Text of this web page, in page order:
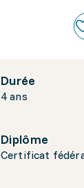
Durée
4 ans
Diplôme
Certificat